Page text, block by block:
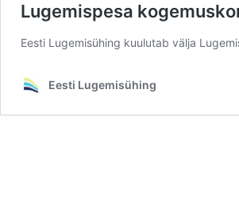
Lugemispesa
Eesti Lugemisühing kuulutab välja
Eesti Lugemisühing